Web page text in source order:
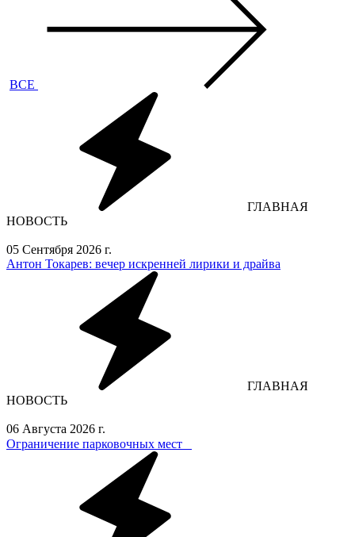
ВСЕ
ГЛАВНАЯ
НОВОСТЬ
05 Сентября 2026 г.
Антон Токарев: вечер искренней лирики и драйва
ГЛАВНАЯ
НОВОСТЬ
06 Августа 2026 г.
Ограничение парковочных мест⁣⁣⠀